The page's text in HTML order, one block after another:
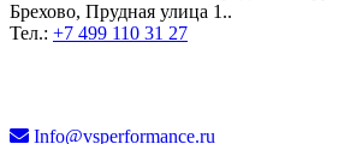
Брехово, Прудная улица 1..
Тел.: +7 499 110 31 27
Info@vsperformance.ru